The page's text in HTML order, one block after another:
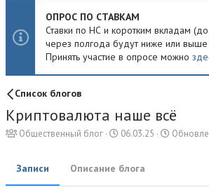
ОПРОС ПО СТАВКАМ
Ставки по НС и коротким вкладам
через полгода будут ниже или выше
Принять участие в опросе можно
Список блогов
Криптовалюта наше всё
Общественный блог
Д
а
с
06.03.25
Записи Описание блога